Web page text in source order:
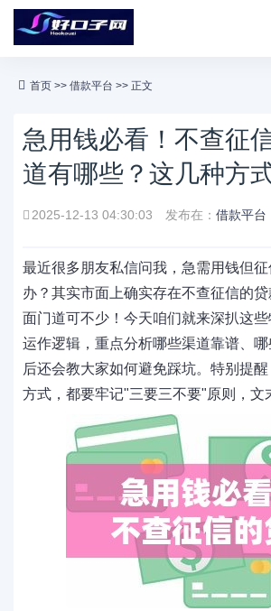
首页 >> 借款平台 >> 正文
急用钱必看！不查征
道有哪些？这几种方
2025-12-13 04:30:03 发布在： 借款平台
最近很多朋友私信问我，急需用钱但
办？其实市面上确实存在不查征信的
面门道可不少！今天咱们就来深扒这
运作逻辑，重点分析哪些渠道靠谱、
后还会教大家如何避免踩坑。特别提
方式，都要牢记"三要三不要"原则，文